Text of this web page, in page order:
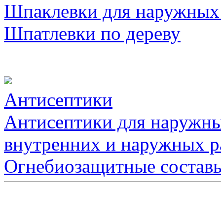
Шпаклевки для наружных
Шпатлевки по дереву
Антисептики
Антисептики для
внутренних и наружных
Огнебиозащитные